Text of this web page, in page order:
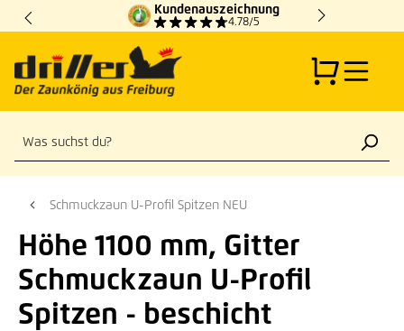
Zum Hauptinhalt springen
Kundenauszeichnung
4.78/5
Schmuckzaun U-Profil Spitzen NEU
Höhe 1100 mm, Gitter
Schmuckzaun U-Profil
Spitzen - beschicht